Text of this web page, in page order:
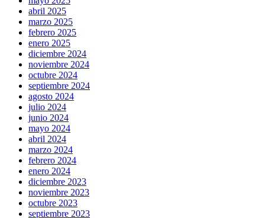
abril 2025
marzo 2025
febrero 2025
enero 2025
diciembre 2024
noviembre 2024
octubre 2024
septiembre 2024
agosto 2024
julio 2024
junio 2024
mayo 2024
abril 2024
marzo 2024
febrero 2024
enero 2024
diciembre 2023
noviembre 2023
octubre 2023
septiembre 2023